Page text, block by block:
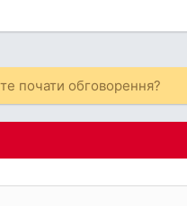
почати обговорення?